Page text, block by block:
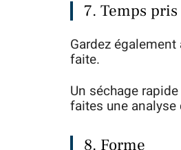
7. Temps
Gardez
faite.
Un séchage
faites une analyse
8. Forme